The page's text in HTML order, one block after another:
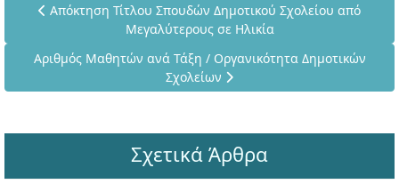
Προηγούμενο άρθρο: Απόκτηση Τίτλου Σπουδών Δημοτικού
Απόκτηση Τίτλου Σπουδών Δημοτικού Σχολείου από
Μεγαλύτερους σε Ηλικία
Επόμενο άρθρο: Αριθμός Μαθητών ανά Τάξη / Οργανικότητα
Αριθμός Μαθητών ανά Τάξη / Οργανικότητα Δημοτικών
Σχολείων
Σχετικά Άρθρα